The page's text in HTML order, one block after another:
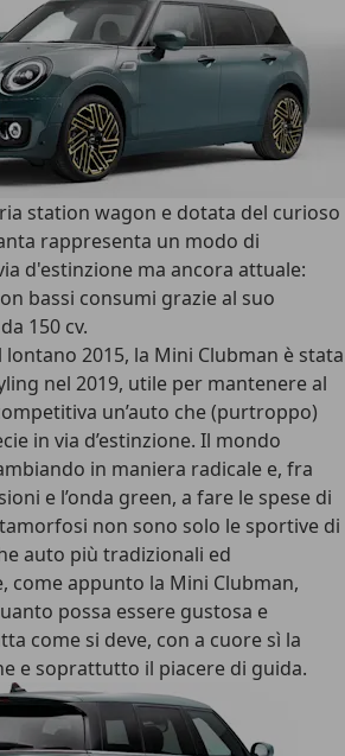
station wagon e dotata del curioso
rappresenta un modo di
d'estinzione ma ancora attuale:
bassi consumi grazie al suo
150 cv.
2015, la Mini Clubman è stata
nel 2019, utile per mantenere al
un’auto che (purtroppo)
in via d’estinzione. Il mondo
in maniera radicale e, fra
e l’onda green, a fare le spese di
non sono solo le sportive di
auto più tradizionali ed
come appunto la Mini Clubman,
possa essere gustosa e
come si deve, con a cuore sì la
e soprattutto il piacere di guida.